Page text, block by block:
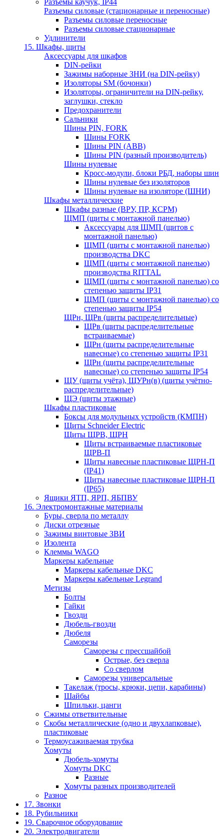
Разъемы каучук, IP44
Разъемы силовые (стационарные и переносные)
Разъемы силовые переносные
Разъемы силовые стационарные
Удлинители
15. Шкафы, щиты
Аксессуары для шкафов
DIN-рейки
Зажимы наборные ЗНИ (на DIN-рейку)
Изоляторы SM (бочонки)
Изоляторы, ограничители на DIN-рейку,
заглушки, стекло
Предохранители
Сальники
Шины PIN, FORK
Шины FORK
Шины PIN (АВВ)
Шины PIN (разный производитель)
Шины нулевые
Кросс-модули, блоки РБД, наборы шин
Шины нулевые без изоляторов
Шины нулевые на изоляторе (ШНИ)
Шкафы металлические
Шкафы разные (ВРУ, ПР, КСРМ)
ЩМП (щиты с монтажной панелью)
Аксессуары для ЩМП (щитов с
монтажной панелью)
ЩМП (щиты с монтажной панелью)
производства DKC
ЩМП (щиты с монтажной панелью)
производства RITTAL
ЩМП (щиты с монтажной панелью) со
степенью защиты IP31
ЩМП (щиты с монтажной панелью) со
степенью защиты IP54
ЩРн, ЩРв (щиты распределительные)
ЩРв (щиты распределительные
встраиваемые)
ЩРн (щиты распределительные
навесные) со степенью защиты IP31
ЩРн (щиты распределительные
навесные) со степенью защиты IP54
ЩУ (щиты учёта), ЩУРн(в) (щиты учётно-
распределительные)
ЩЭ (щиты этажные)
Шкафы пластиковые
Боксы для модульных устройств (КМПН)
Щиты Schneider Electric
Щиты ЩРВ, ЩРН
Щиты встраиваемые пластиковые
ЩРВ-П
Щиты навесные пластиковые ЩРН-П
(IP41)
Щиты навесные пластиковые ЩРН-П
(IP65)
Ящики ЯТП, ЯРП, ЯБПВУ
16. Электромонтажные материалы
Буры, сверла по металлу
Диски отрезные
Зажимы винтовые ЗВИ
Изолента
Клеммы WAGO
Маркеры кабельные
Маркеры кабельные DKC
Маркеры кабельные Legrand
Метизы
Болты
Гайки
Гвозди
Дюбель-гвозди
Дюбеля
Саморезы
Саморезы с прессшайбой
Острые, без сверла
Со сверлом
Саморезы универсальные
Такелаж (тросы, крюки, цепи, карабины)
Шайбы
Шпильки, цанги
Сжимы ответвительные
Скобы металлические (одно и двухлапковые),
пластиковые
Термоусаживаемая трубка
Хомуты
Дюбель-хомуты
Хомуты DKC
Разные
Хомуты разных производителей
Разное
17. Звонки
18. Рубильники
19. Сварочное оборудование
20. Электродвигатели